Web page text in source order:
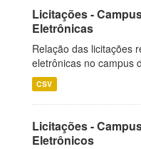
Licitações -
Eletrônicas
Relação das licitações
eletrônicas no campus
CSV
Licitações -
Eletrônicos